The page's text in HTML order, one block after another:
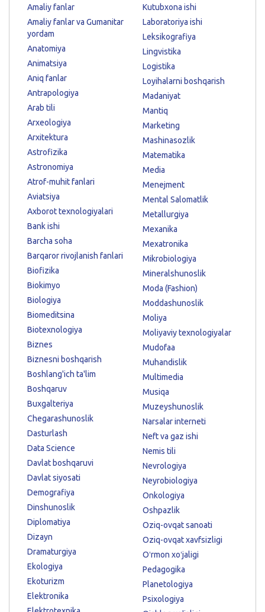
Amaliy fanlar
Amaliy fanlar va Gumanitar
yordam
Anatomiya
Animatsiya
Aniq fanlar
Antrapologiya
Arab tili
Arxeologiya
Arxitektura
Astrofizika
Astronomiya
Atrof-muhit fanlari
Aviatsiya
Axborot texnologiyalari
Bank ishi
Barcha soha
Barqaror rivojlanish fanlari
Biofizika
Biokimyo
Biologiya
Biomeditsina
Biotexnologiya
Biznes
Biznesni boshqarish
Boshlang'ich ta'lim
Boshqaruv
Buxgalteriya
Chegarashunoslik
Dasturlash
Data Science
Davlat boshqaruvi
Davlat siyosati
Demografiya
Dinshunoslik
Diplomatiya
Dizayn
Dramaturgiya
Ekologiya
Ekoturizm
Elektronika
Kutubxona ishi
Laboratoriya ishi
Leksikografiya
Lingvistika
Logistika
Loyihalarni boshqarish
Madaniyat
Mantiq
Marketing
Mashinasozlik
Matematika
Media
Menejment
Mental Salomatlik
Metallurgiya
Mexanika
Mexatronika
Mikrobiologiya
Mineralshunoslik
Moda (Fashion)
Moddashunoslik
Moliya
Moliyaviy texnologiyalar
Mudofaa
Muhandislik
Multimedia
Musiqa
Muzeyshunoslik
Narsalar interneti
Neft va gaz ishi
Nemis tili
Nevrologiya
Neyrobiologiya
Onkologiya
Oshpazlik
Oziq-ovqat sanoati
Oziq-ovqat xavfsizligi
Oʻrmon xoʻjaligi
Pedagogika
Planetologiya
Psixologiya